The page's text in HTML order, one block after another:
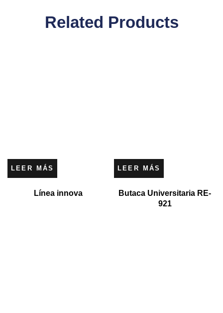
Related Products
LEER MÁS
Línea innova
LEER MÁS
Butaca Universitaria RE-
921